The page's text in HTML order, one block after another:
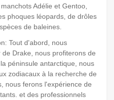
Adélie et Gentoo,
phoques léopards, de drôles
de baleines.
Tout d'abord, nous
Drake, nous profiterons de
péninsule antarctique, nous
zodiacaux à la recherche de
nous ferons l'expérience de
et des professionnels